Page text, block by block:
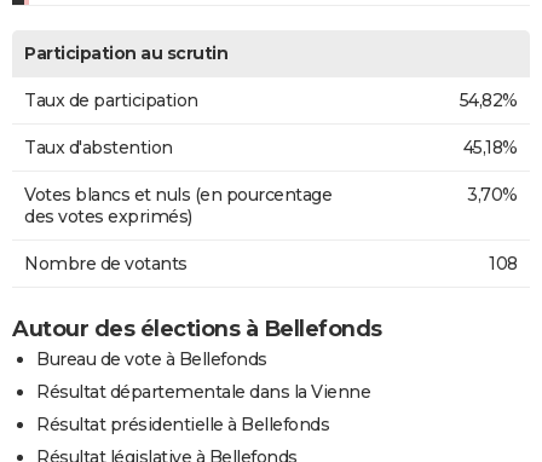
Participation au scrutin
Taux de participation 54,82%
Taux d'abstention 45,18%
Votes blancs et nuls (en pourcentage
des votes exprimés)
3,70%
Nombre de votants 108
Autour des élections à Bellefonds
Bureau de vote à Bellefonds
Résultat départementale dans la Vienne
Résultat présidentielle à Bellefonds
Résultat législative à Bellefonds